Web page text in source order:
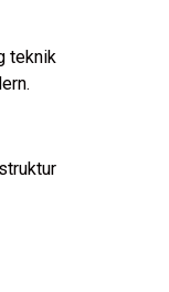
teknik